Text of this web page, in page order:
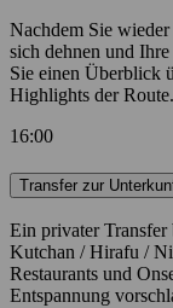
Nachdem Sie
sich dehnen und
Sie einen Überblick
Highlights der Route.
16:00
Transfer zur
Ein privater
Kutchan / Hirafu /
Restaurants und
Entspannung